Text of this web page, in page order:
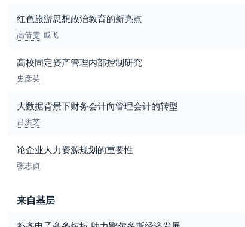
红色旅游思想政治教育的新亮点
高倩雯 戚飞
高校固定资产管理内部控制研究
史彦英
大数据背景下财务会计向管理会计的转型
吕洪芝
论企业人力资源规划的重要性
张志贞
来自基层